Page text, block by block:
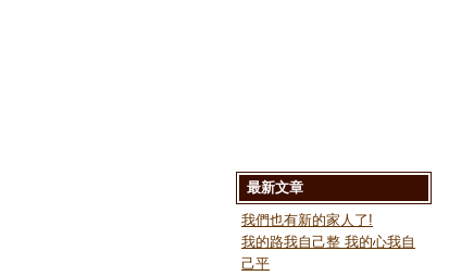
最新文章
我們也有新的家人了!
我的路我自己整 我的心我自
己平